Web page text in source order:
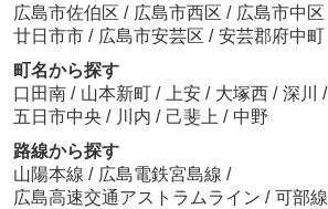
広島市佐伯区 / 広島市西区 / 広島市中区
廿日市市 / 広島市安芸区 / 安芸郡府中町
町名から探す
口田南 / 山本新町 / 上安 / 大塚西 / 深川 /
五日市中央 / 川内 / 己斐上 / 中野
路線から探す
山陽本線 / 広島電鉄宮島線 /
広島高速交通アストラムライン / 可部線